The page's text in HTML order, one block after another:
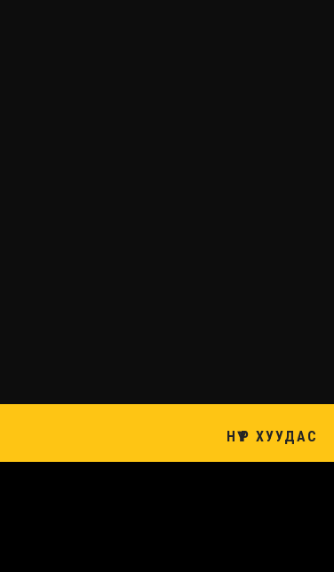
НҮҮР ХУУДАС